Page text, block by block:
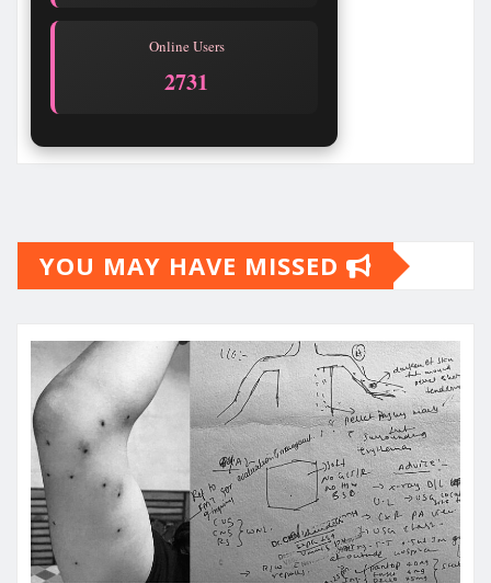
Online Users
2731
YOU MAY HAVE MISSED